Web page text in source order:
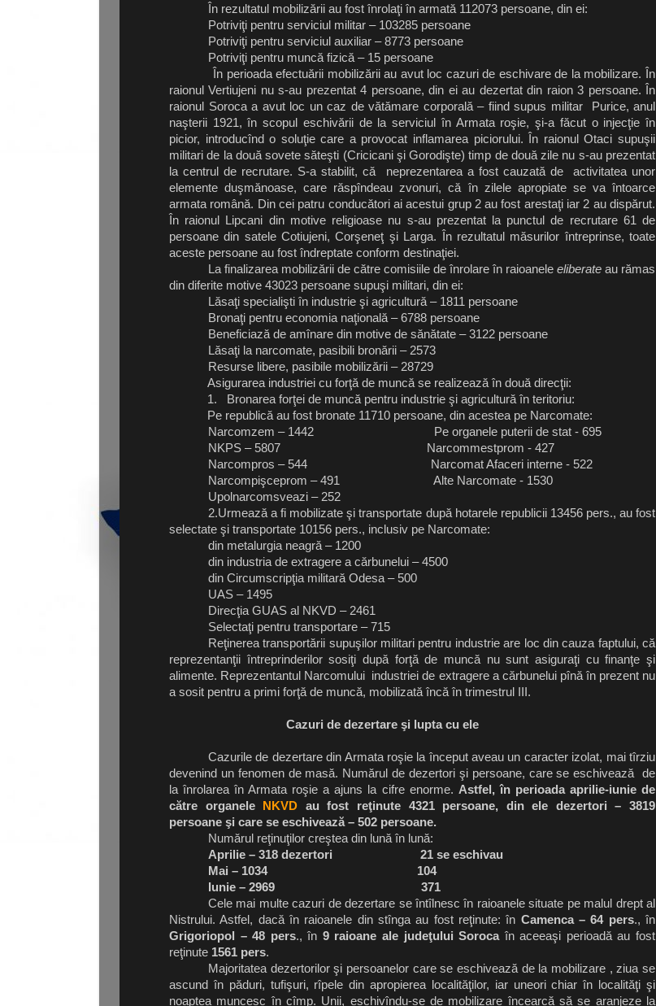
În rezultatul mobilizării au fost înrolaţi în armată 112073 persoane, din ei:
Potriviţi pentru serviciul militar – 103285 persoane
Potriviţi pentru serviciul auxiliar – 8773 persoane
Potriviţi pentru muncă fizică – 15 persoane
În perioada efectuării mobilizării au avut loc cazuri de eschivare de la mobilizare. În
raionul Vertiujeni nu s-au prezentat 4 persoane, din ei au dezertat din raion 3 persoane. În
raionul Soroca a avut loc un caz de vătămare corporală – fiind supus militar Purice, anul
naşterii 1921, în scopul eschivării de la serviciul în Armata roşie, şi-a făcut o injecţie în
picior, introducînd o soluţie care a provocat inflamarea piciorului. În raionul Otaci supuşii
militari de la două sovete săteşti (Cricicani şi Gorodişte) timp de două zile nu s-au prezentat
la centrul de recrutare. S-a stabilit, că neprezentarea a fost cauzată de activitatea unor
elemente duşmănoase, care răspîndeau zvonuri, că în zilele apropiate se va întoarce
armata română. Din cei patru conducători ai acestui grup 2 au fost arestaţi iar 2 au dispărut.
În raionul Lipcani din motive religioase nu s-au prezentat la punctul de recrutare 61 de
persoane din satele Cotiujeni, Corşeneţ şi Larga. În rezultatul măsurilor întreprinse, toate
aceste persoane au fost îndreptate conform destinaţiei.
La finalizarea mobilizării de către comisiile de înrolare în raioanele eliberate au rămas
din diferite motive 43023 persoane supuşi militari, din ei:
Lăsaţi specialişti în industrie şi agricultură – 1811 persoane
Bronaţi pentru economia naţională – 6788 persoane
Beneficiază de amînare din motive de sănătate – 3122 persoane
Lăsaţi la narcomate, pasibili bronării – 2573
Resurse libere, pasibile mobilizării – 28729
Asigurarea industriei cu forţă de muncă se realizează în două direcţii:
1.
Bronarea forţei de muncă pentru industrie şi agricultură în teritoriu:
Pe republică au fost bronate 11710 persoane, din acestea pe Narcomate:
Narcomzem – 1442 Pe organele puterii de stat - 695
NKPS – 5807 Narcommestprom - 427
Narcompros – 544 Narcomat Afaceri interne - 522
Narcompişceprom – 491 Alte Narcomate - 1530
Upolnarcomsveazi – 252
2.Urmează a fi mobilizate şi transportate după hotarele republicii 13456 pers., au fost
selectate şi transportate 10156 pers., inclusiv pe Narcomate:
din metalurgia neagră – 1200
din industria de extragere a cărbunelui – 4500
din Circumscripţia militară Odesa – 500
UAS – 1495
Direcţia GUAS al NKVD – 2461
Selectaţi pentru transportare – 715
Reţinerea transportării supuşilor militari pentru industrie are loc din cauza faptului, că
reprezentanţii întreprinderilor sosiţi după forţă de muncă nu sunt asiguraţi cu finanţe şi
alimente. Reprezentantul Narcomului industriei de extragere a cărbunelui pînă în prezent nu
a sosit pentru a primi forţă de muncă, mobilizată încă în trimestrul III.
Cazuri de dezertare şi lupta cu ele
Cazurile de dezertare din Armata roşie la început aveau un caracter izolat, mai tîrziu
devenind un fenomen de masă. Numărul de dezertori şi persoane, care se eschivează de
la înrolarea în Armata roşie a ajuns la cifre enorme. Astfel, în perioada aprilie-iunie de
către organele NKVD au fost reţinute 4321 persoane, din ele dezertori – 3819
persoane şi care se eschivează – 502 persoane.
Numărul reţinuţilor creştea din lună în lună:
Aprilie – 318 dezertori 21 se eschivau
Mai – 1034 104
Iunie – 2969 371
Cele mai multe cazuri de dezertare se întîlnesc în raioanele situate pe malul drept al
Nistrului. Astfel, dacă în raioanele din stînga au fost reţinute: în Camenca – 64 pers., în
Grigoriopol – 48 pers., în 9 raioane ale judeţului Sorocaîn aceeaşi perioadă au fost
reţinute 1561 pers.
Majoritatea dezertorilor şi persoanelor care se eschivează de la mobilizare , ziua se
ascund în păduri, tufişuri, rîpele din apropierea localităţilor, iar uneori chiar în localităţi şi
noaptea muncesc în cîmp. Unii, eschivîndu-se de mobilizare încearcă să se aranjeze la